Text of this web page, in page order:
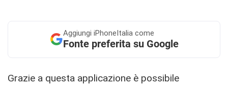
Aggiungi iPhoneItalia come
Fonte preferita su Google
Grazie a questa applicazione è possibile